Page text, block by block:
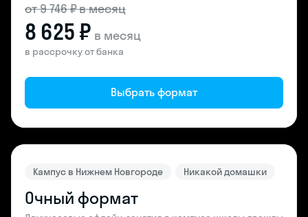
от 9 746 ₽ в месяц
8 625 ₽ в месяц
в рассрочку от банка
Выбрать формат
Кампус в Нижнем Новгороде Никакой домашки
Очный формат